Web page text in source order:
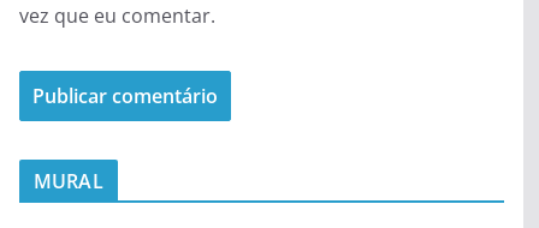
vez que eu comentar.
MURAL